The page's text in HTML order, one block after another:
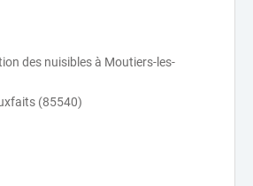
des nuisibles à Moutiers-les-
(85540)